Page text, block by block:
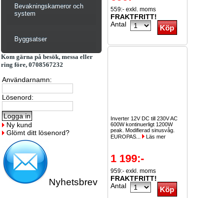
Bevakningskameror och
system
Byggsatser
Kom gärna på besök, messa eller
ring före, 0708567232
Användarnamn:
Lösenord:
Ny kund
Glömt ditt lösenord?
Nyhetsbrev
559:- exkl. moms
FRAKTFRITT!
Antal
Inverter 12V DC till 230V AC
600W kontinuerligt 1200W
peak. Modifierad sinusvåg.
EUROPAS...
Läs mer
1 199:-
959:- exkl. moms
FRAKTFRITT!
Antal